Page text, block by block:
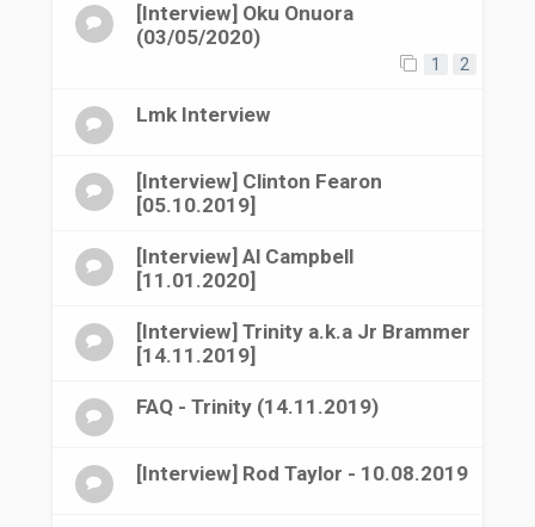
[Interview] Oku Onuora
(03/05/2020)
1 2
Lmk Interview
[Interview] Clinton Fearon
[05.10.2019]
[Interview] Al Campbell
[11.01.2020]
[Interview] Trinity a.k.a Jr Brammer
[14.11.2019]
FAQ - Trinity (14.11.2019)
[Interview] Rod Taylor - 10.08.2019